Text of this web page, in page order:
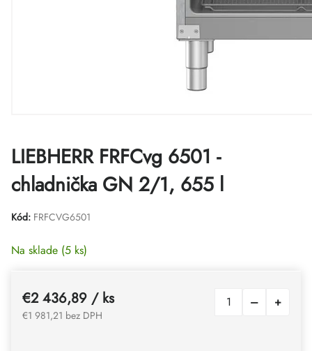
LIEBHERR FRFCvg 6501 -
chladnička GN 2/1, 655 l
Kód: FRFCVG6501
Na sklade (5 ks)
€2 436,89 / ks
€1 981,21 bez DPH